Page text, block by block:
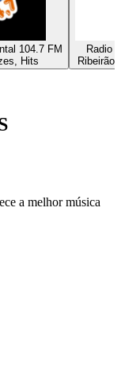
104.7 FM
Hits
Radio
Ribeirão
a melhor música